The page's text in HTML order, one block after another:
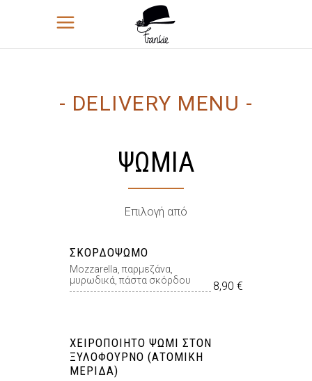
- DELIVERY MENU -
ΨΩΜΙΑ
Επιλογή από
ΣΚΟΡΔΌΨΩΜΟ
Mozzarella, παρµεζάνα,
µυρωδικά, πάστα σκόρδου
8,90 €
ΧΕΙΡΟΠΟΊΗΤΟ ΨΩΜΊ ΣΤΟΝ
ΞΥΛΌΦΟΥΡΝΟ (ΑΤΟΜΙΚΉ
ΜΕΡΊΔΑ)